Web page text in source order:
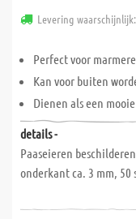
Levering waarschijnlijk:
Perfect voor
Kan voor buiten
Dienen als een
details -
Paaseieren
onderkant ca. 3 mm, 50